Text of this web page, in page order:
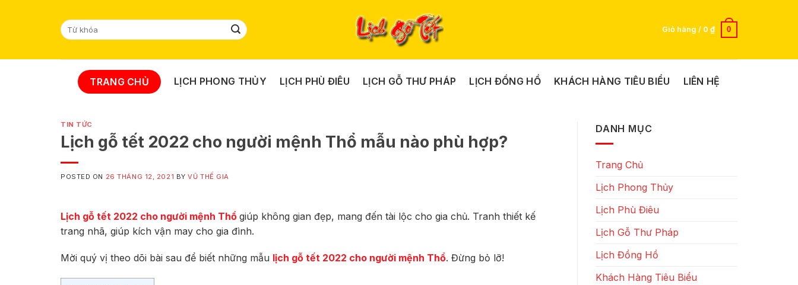
Tìm
kiếm:
Giỏ hàng / 0 ₫ 0
TRANG CHỦ LỊCH PHONG THỦY LỊCH PHÙ ĐIÊU LỊCH GỖ THƯ PHÁP LỊCH ĐỒNG HỒ KHÁCH HÀNG TIÊU BIỂU LIÊN HỆ
TIN TỨC
Lịch gỗ tết 2022 cho người mệnh Thổ mẫu nào phù hợp?
POSTED ON 26 THÁNG 12, 2021 BYVŨ THẾ GIA
Lịch gỗ tết 2022 cho người mệnh Thổ giúp không gian đẹp, mang đến tài lộc cho gia chủ. Tranh thiết kế
trang nhã, giúp kích vận may cho gia đình.
Mời quý vị theo dõi bài sau để biết những mẫu lịch gỗ tết 2022 cho người mệnh Thổ. Đừng bỏ lỡ!
DANH MỤC
Trang Chủ
Lịch Phong Thủy
Lịch Phù Điêu
Lịch Gỗ Thư Pháp
Lịch Đồng Hồ
Khách Hàng Tiêu Biểu